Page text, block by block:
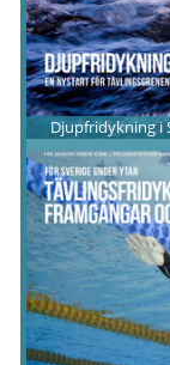
Djupfridykning i